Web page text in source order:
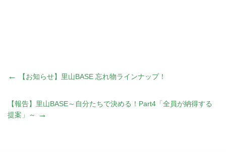
投
稿
← 【お知らせ】里山BASE 忘れ物ラインナップ！
【報告】里山BASE～自分たちで決める！Part4「全員が納得する
提案」～
→